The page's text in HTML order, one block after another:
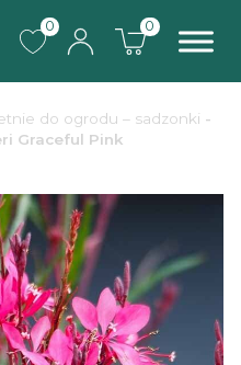
0 0
do ogrodu – sadzonki -
Graceful Pink